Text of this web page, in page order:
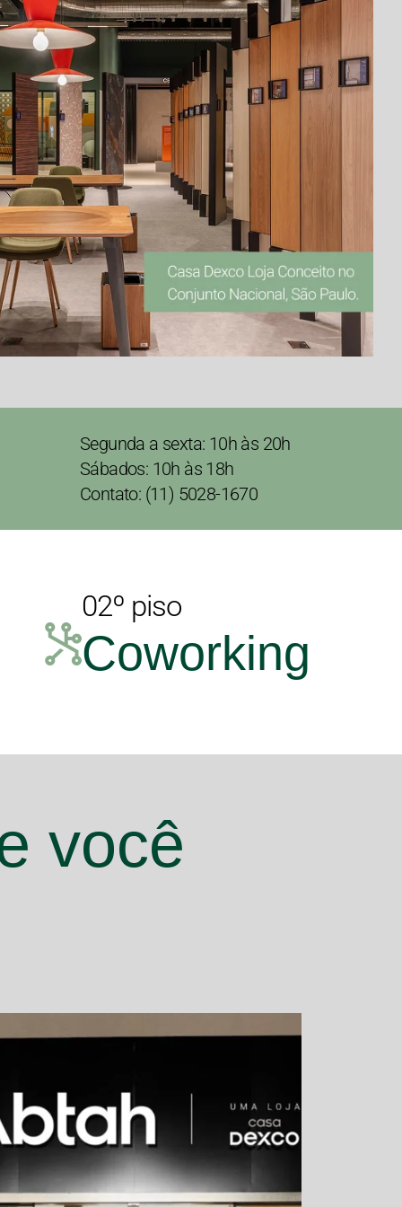
Segunda a sexta: 10h às 20h
Sábados: 10h às 18h
Contato: (11) 5028-1670
02º piso
Coworking
você